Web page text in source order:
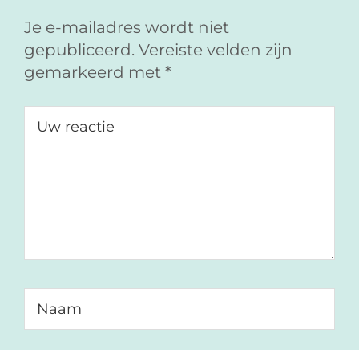
b
k
e
n
Je e-mailadres wordt niet
gepubliceerd. Vereiste velden zijn
gemarkeerd met *